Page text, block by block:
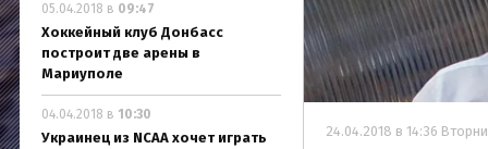
05.04.2018 в 09:47
Хоккейный клуб Донбасс
построит две арены в
Мариуполе
04.04.2018 в 10:30
Украинец из NCAA хочет играть
24.04.2018 в 14:36